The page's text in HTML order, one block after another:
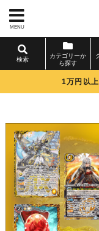
MENU
検索
カテゴリーか
ら探す
1万円以